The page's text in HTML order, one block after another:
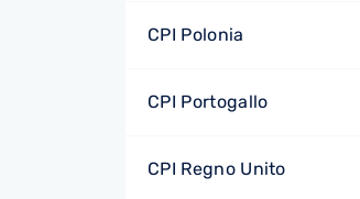
CPI Polonia
CPI Portogallo
CPI Regno Unito